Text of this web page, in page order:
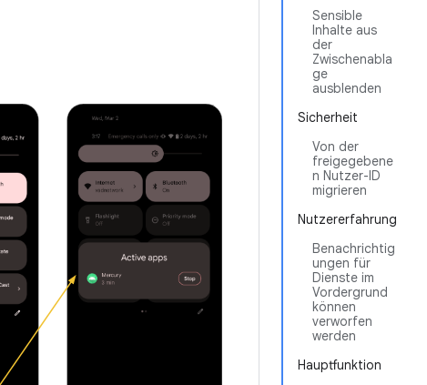
Sensible
Inhalte aus
der
Zwischenabla
ge
ausblenden
Sicherheit
Von der
freigegebene
n Nutzer-ID
migrieren
Nutzererfahrung
Benachrichtig
ungen für
Dienste im
Vordergrund
können
verworfen
werden
Hauptfunktion